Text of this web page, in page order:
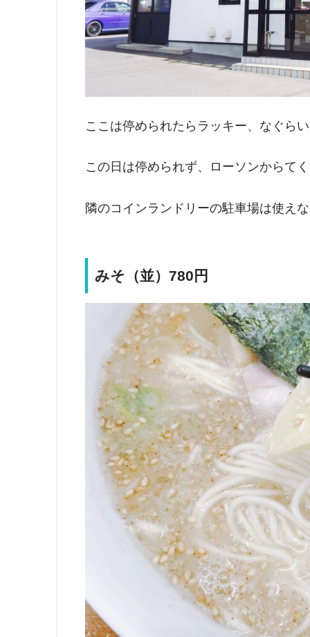
ここは停められたらラッキー、なぐら
この日は停められず、ローソンからて
隣のコインランドリーの駐車場は使え
みそ（並）780円